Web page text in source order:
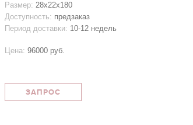
Размер: 28х22х180
Доступность: предзаказ
Период доставки: 10-12 недель
Цена: 96000 руб.
ЗАПРОС